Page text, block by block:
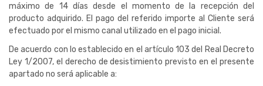
máximo de 14 días desde el momento de la recepción del
producto adquirido. El pago del referido importe al Cliente será
efectuado por el mismo canal utilizado en el pago inicial.
De acuerdo con lo establecido en el artículo 103 del Real Decreto
Ley 1/2007, el derecho de desistimiento previsto en el presente
apartado no será aplicable a: